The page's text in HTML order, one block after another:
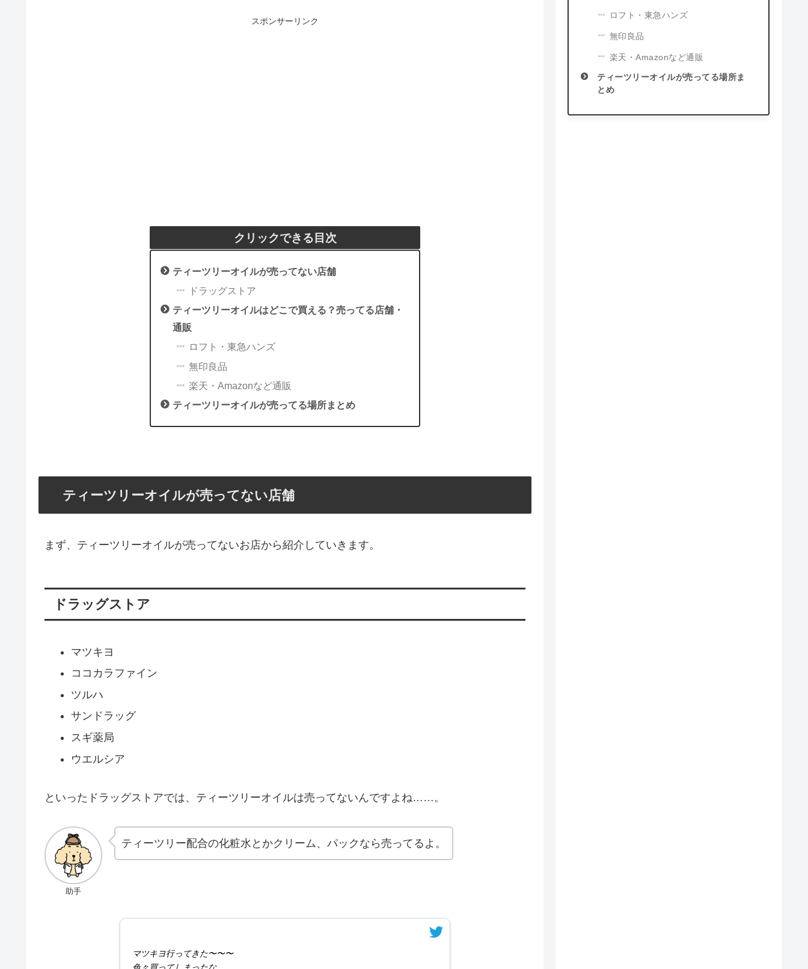
スポンサーリンク
クリックできる目次
ティーツリーオイルが売ってない店舗
ドラッグストア
ティーツリーオイルはどこで買える？売ってる店舗・
通販
ロフト・東急ハンズ
無印良品
楽天・Amazonなど通販
ティーツリーオイルが売ってる場所まとめ
ティーツリーオイルが売ってない店舗
まず、ティーツリーオイルが売ってないお店から紹介していきます。
ドラッグストア
マツキヨ
ココカラファイン
ツルハ
サンドラッグ
スギ薬局
ウエルシア
といったドラッグストアでは、ティーツリーオイルは売ってないんですよね……。
助手
ティーツリー配合の化粧水とかクリーム、パックなら売ってるよ。
マツキヨ行ってきた〜〜〜
ロフト・東急ハンズ
無印良品
楽天・Amazonなど通販
ティーツリーオイルが売ってる場所ま
とめ